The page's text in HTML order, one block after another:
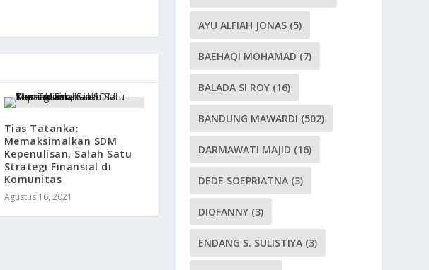
Tias Tatanka:
Memaksimalkan SDM
Kepenulisan, Salah Satu
Strategi Finansial di
Komunitas
Agustus 16, 2021
AYU ALFIAH JONAS (5)
BAEHAQI MOHAMAD (7)
BALADA SI ROY (16)
BANDUNG MAWARDI (502)
DARMAWATI MAJID (16)
DEDE SOEPRIATNA (3)
DIOFANNY (3)
ENDANG S. SULISTIYA (3)